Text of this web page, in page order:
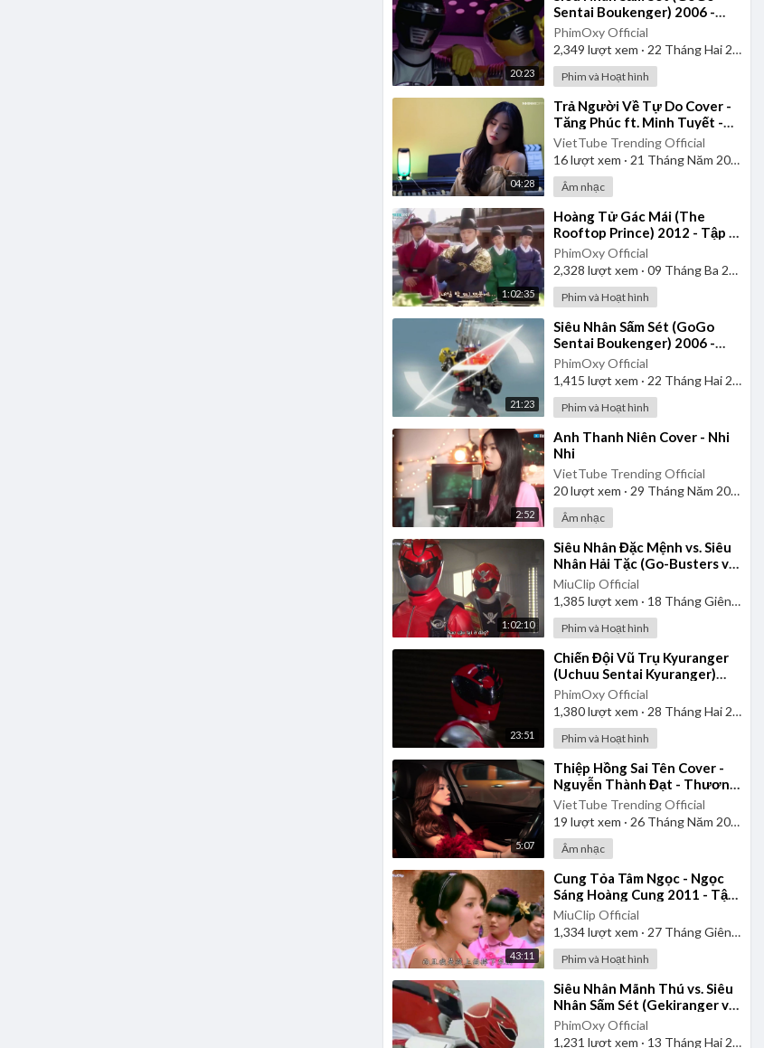
20:23
Sentai Boukenger) 2006 -
Tập 1 | Thuyết Minh
PhimOxy Official
2,349 lượt xem · 22 Tháng Hai 2025
Phim và Hoạt hình
04:28
⁣Trả Người Về Tự Do Cover -
Tăng Phúc ft. Minh Tuyết -
Nhi Nhi
VietTube Trending Official
16lượt xem · 21 Tháng Năm 2026
Âm nhạc
1:02:35
⁣Hoàng Tử Gác Mái (The
Rooftop Prince) 2012 - Tập 1
| Lồng Tiếng
PhimOxy Official
2,328 lượt xem · 09 Tháng Ba 2025
Phim và Hoạt hình
21:23
⁣Siêu Nhân Sấm Sét (GoGo
Sentai Boukenger) 2006 -
Tập 2 | Thuyết Minh
PhimOxy Official
1,415 lượt xem · 22 Tháng Hai 2025
Phim và Hoạt hình
2:52
⁣Anh Thanh Niên Cover - Nhi
Nhi
VietTube Trending Official
20lượt xem · 29 Tháng Năm 2026
Âm nhạc
1:02:10
⁣Siêu Nhân Đặc Mệnh vs. Siêu
Nhân Hải Tặc (Go-Busters vs.
Gokaiger) | Vietsub
MiuClip Official
1,385 lượt xem · 18 Tháng Giêng 2025
Phim và Hoạt hình
23:51
⁣Chiến Đội Vũ Trụ Kyuranger
(Uchuu Sentai Kyuranger)
2017 - Tập 1 | Thuyết Minh
PhimOxy Official
1,380lượt xem · 28 Tháng Hai 2025
Phim và Hoạt hình
5:07
⁣Thiệp Hồng Sai Tên Cover -
Nguyễn Thành Đạt - Thương
Võ
VietTube Trending Official
19 lượt xem · 26 Tháng Năm 2026
Âm nhạc
43:11
⁣Cung Tỏa Tâm Ngọc - Ngọc
Sáng Hoàng Cung 2011 - Tập
1 | Thuyết Minh
MiuClip Official
1,334lượt xem · 27 Tháng Giêng 2025
Phim và Hoạt hình
⁣Siêu Nhân Mãnh Thú vs. Siêu
Nhân Sấm Sét (Gekiranger vs.
Boukenger) 2008 | Vietsub
PhimOxy Official
1,231 lượt xem · 13 Tháng Hai 2025